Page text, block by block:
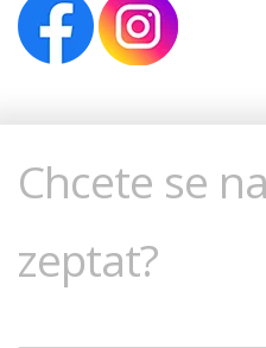
Chcete se
zeptat?